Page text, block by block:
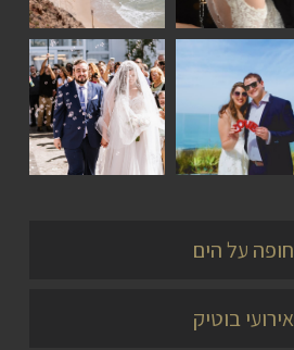
סיפורי
זוגות
סיפורי
זוגות
חופה על הים
אירועי בוטיק